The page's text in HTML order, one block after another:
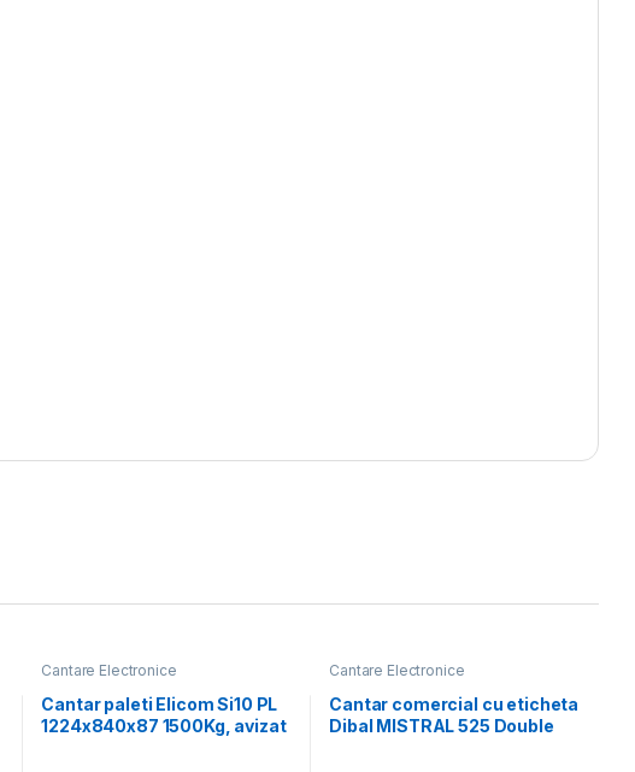
Cantare Electronice
Cantar paleti Elicom Si10 PL
1224x840x87 1500Kg, avizat
Cantare Electronice
Cantar comercial cu eticheta
Dibal MISTRAL 525 Double